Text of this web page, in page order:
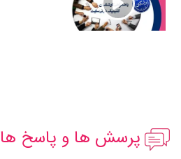
پرسش ها و پاسخ ها